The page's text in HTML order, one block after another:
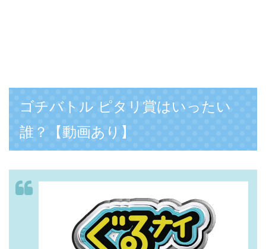
ゴチバトル ピタリ賞はいったい
誰？【動画あり】